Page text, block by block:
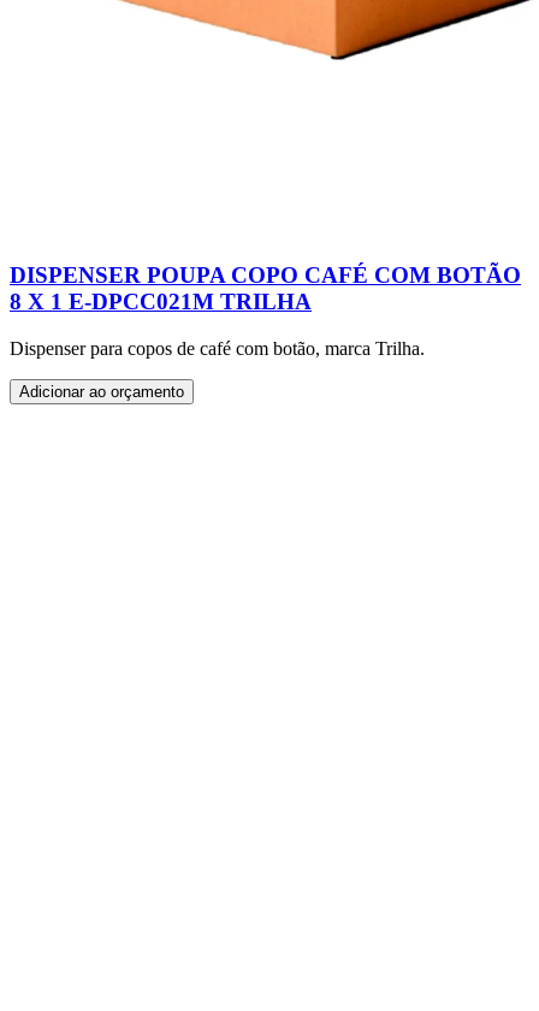
DISPENSER POUPA COPO CAFÉ COM BOTÃO
8 X 1 E-DPCC021M TRILHA
Dispenser para copos de café com botão, marca Trilha.
Adicionar ao orçamento